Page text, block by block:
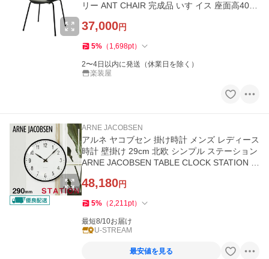
リー ANT CHAIR 完成品 いす イス 座面高40c
37,000円
5% （ 1,698pt）
2〜4日以内に発送（休業日を除く）
楽装屋
ARNE JACOBSEN
アルネ ヤコブセン 掛け時計 メンズ レディース
時計 壁掛け 29cm 北欧 シンプル ステーション
ARNE JACOBSEN TABLE CLOCK STATION プ
48,180円
5% （2,211pt）
最短8/10お届け
U-STREAM
最安値を見る